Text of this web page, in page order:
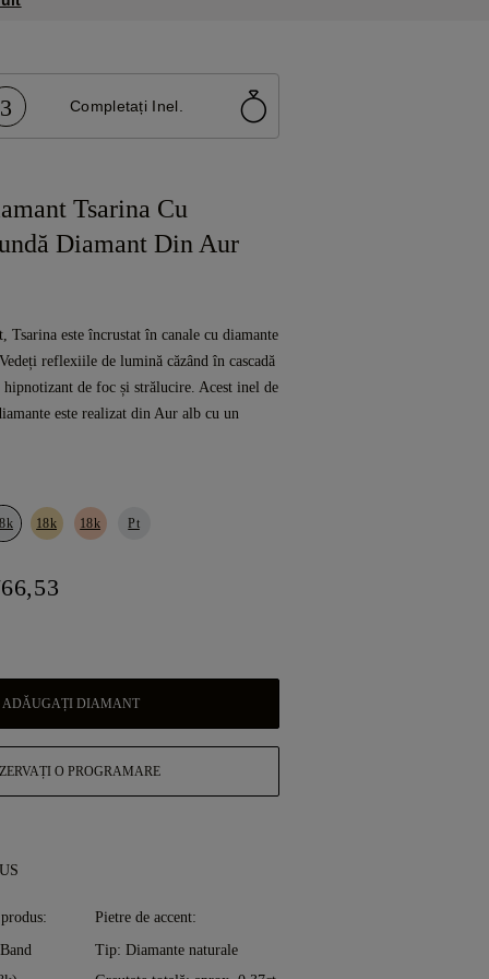
3 Completați Inel.
Tsarina Cu
Diamant Din Aur
Tsarina este încrustat în canale cu diamante
reflexiile de lumină căzând în cascadă
de foc și strălucire. Acest inel de
este realizat din Aur alb cu un
18k 18k Pt
ADĂUGAȚI DIAMANT
O PROGRAMARE
Pietre de accent:
Tip: Diamante naturale